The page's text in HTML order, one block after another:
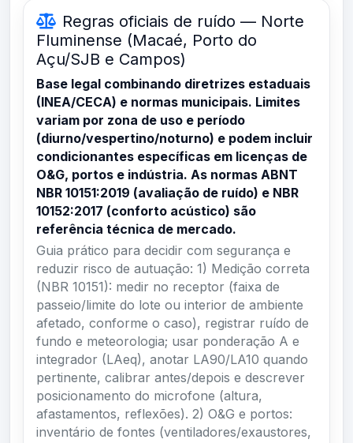
Regras oficiais de ruído — Norte
Fluminense (Macaé, Porto do
Açu/SJB e Campos)
Base legal combinando diretrizes estaduais
(INEA/CECA) e normas municipais. Limites
variam por zona de uso e período
(diurno/vespertino/noturno) e podem incluir
condicionantes específicas em licenças de
O&G, portos e indústria. As normas ABNT
NBR 10151:2019 (avaliação de ruído) e NBR
10152:2017 (conforto acústico) são
referência técnica de mercado.
Guia prático para decidir com segurança e
reduzir risco de autuação: 1) Medição correta
(NBR 10151): medir no receptor (faixa de
passeio/limite do lote ou interior de ambiente
afetado, conforme o caso), registrar ruído de
fundo e meteorologia; usar ponderação A e
integrador (LAeq), anotar LA90/LA10 quando
pertinente, calibrar antes/depois e descrever
posicionamento do microfone (altura,
afastamentos, reflexões). 2) O&G e portos:
inventário de fontes (ventiladores/exaustores,